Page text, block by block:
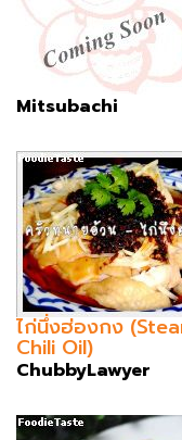
Mitsubachi
ไก่นึ่งฮ่องกง
Chili Oil)
ChubbyLawyer